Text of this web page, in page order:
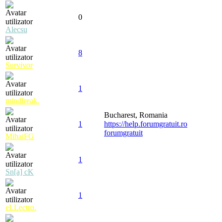
Alecsu
0
Survivor
8
mindfreak.
1
MihaiFG
1
Bucharest, Romania
https://help.forumgratuit.ro
forumgratuit
Sn[a] cK
1
eLLectro.
1